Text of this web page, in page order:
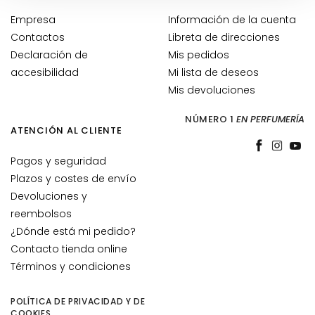
s
m
a
q
l
n
t
e
s
M
a
a
Empresa
Contactos
Declaración de
accesibilidad
ATENCIÓN AL CLIENTE
Pagos y seguridad
Plazos y costes de envío
Devoluciones y
reembolsos
¿Dónde está mi pedido?
Contacto tienda online
Términos y condiciones
POLÍTICA DE PRIVACIDAD Y DE
Información de la cuenta
Libreta de direcciones
Mis pedidos
Mi lista de deseos
Mis devoluciones
NÚMERO 1 EN PERFUMERÍA